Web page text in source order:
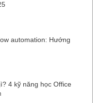
automation: Hướng
4 kỹ năng học Office